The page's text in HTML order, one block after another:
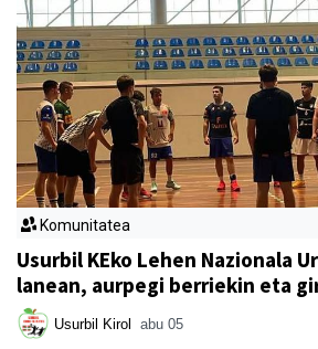
Komunitatea
Usurbil KEko Lehen Nazionala
lanean, aurpegi berriekin eta
Usurbil Kirol abu 05